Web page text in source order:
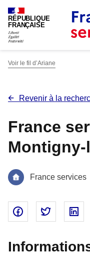
RÉPUBLIQUE
FRANÇAISE
Voir le fil d’Ariane
Revenir à la
France
Montigny-
France services
Partager sur